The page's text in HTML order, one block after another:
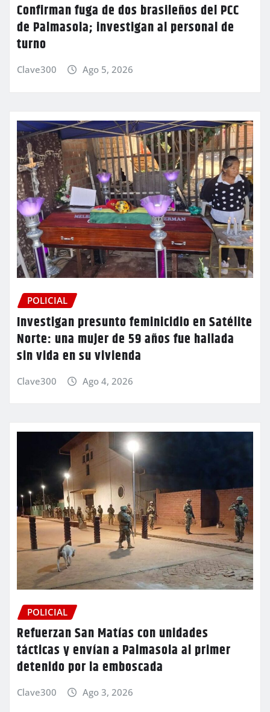
Confirman fuga de dos brasileños del PCC
de Palmasola; investigan al personal de
turno
Clave300 Ago 5, 2026
POLICIAL
Investigan presunto feminicidio en Satélite
Norte: una mujer de 59 años fue hallada
sin vida en su vivienda
Clave300 Ago 4, 2026
POLICIAL
Refuerzan San Matías con unidades
tácticas y envían a Palmasola al primer
detenido por la emboscada
Clave300 Ago 3, 2026